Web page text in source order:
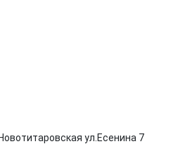
ул.Есенина 7